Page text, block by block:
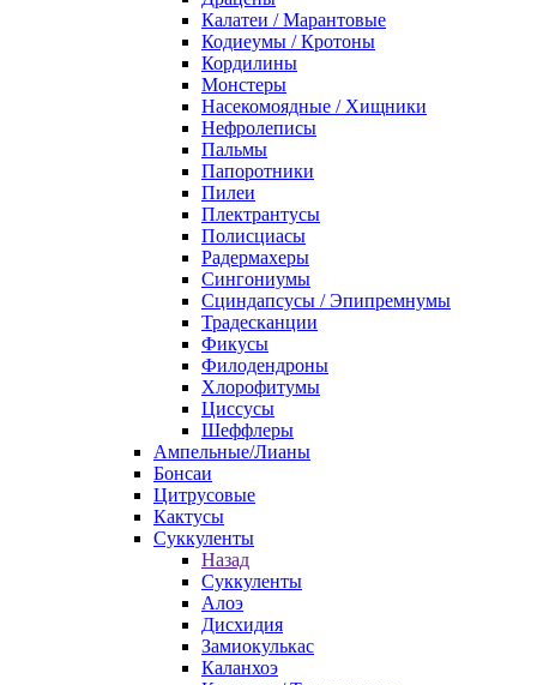
Калатеи / Марантовые
Кодиеумы / Кротоны
Кордилины
Монстеры
Насекомоядные / Хищники
Нефролеписы
Пальмы
Папоротники
Пилеи
Плектрантусы
Полисциасы
Радермахеры
Сингониумы
Сциндапсусы / Эпипремнумы
Традесканции
Фикусы
Филодендроны
Хлорофитумы
Циссусы
Шеффлеры
Ампельные/Лианы
Бонсаи
Цитрусовые
Кактусы
Суккуленты
Назад
Суккуленты
Алоэ
Дисхидия
Замиокулькас
Каланхоэ